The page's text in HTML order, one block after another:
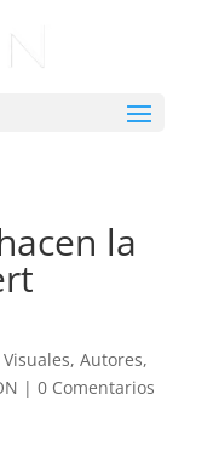
la
, Autores,
| 0 Comentarios